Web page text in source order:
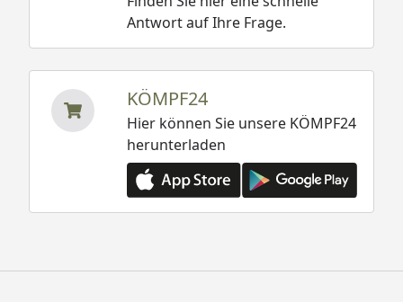
Antwort auf Ihre Frage.
KÖMPF24
Hier können Sie unsere KÖMPF24
herunterladen